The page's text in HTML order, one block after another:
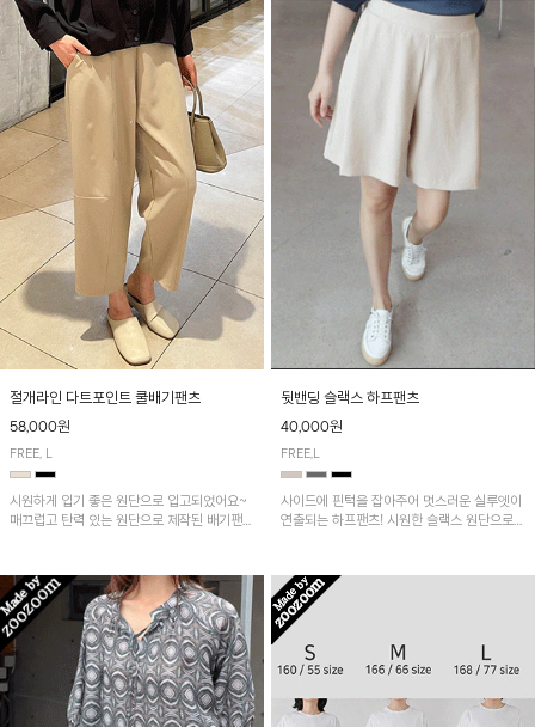
절개라인 다트포인트 쿨배기팬츠
58,000원
FREE, L
시원하게 입기 좋은 원단으로 입고되었어요~
매끄럽고 탄력 있는 원단으로 제작된 배기팬츠
뒷밴딩 슬랙스 하프팬츠
40,000원
FREE,L
사이드에 핀턱을 잡아주어 멋스러운 실루엣이
연출되는 하프팬츠! 시원한 슬랙스 원단으로